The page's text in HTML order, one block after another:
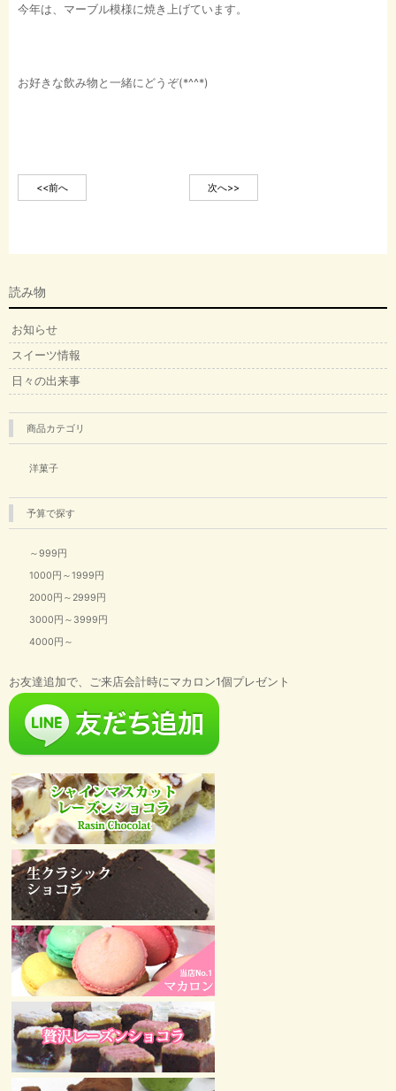
今年は、マーブル模様に焼き上げています。
お好きな飲み物と一緒にどうぞ(*^^*)
<<前へ 次へ>>
読み物
お知らせ
スイーツ情報
日々の出来事
商品カテゴリ
洋菓子
予算で探す
～999円
1000円～1999円
2000円～2999円
3000円～3999円
4000円～
お友達追加で、ご来店会計時にマカロン1個プレゼント